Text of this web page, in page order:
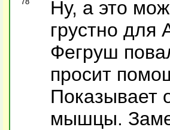
Ну, а это
грустно
Фегруш
просит
Показывает
мышцы.